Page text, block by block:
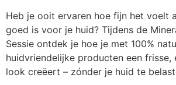
Heb je ooit ervaren hoe fijn het voelt
goed is voor je huid? Tijdens de
Sessie ontdek je hoe je met 100%
huidvriendelijke producten een frisse,
look creëert – zónder je huid te